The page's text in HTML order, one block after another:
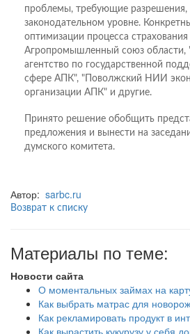
проблемы, требующие разрешения,
законодательном уровне.
оптимизации процесса
Агропромышленный союз области,
агентство по государственной
сфере АПК", "Поволжский НИИ
организации АПК" и другие.
Принято решение обобщить
предложения и вынести на
думского комитета.
Автор: sarbc.ru
Возврат к списку
Материалы по теме:
Новости сайта
О моментальных займах на
Как выбрать матрас для
Как рекламировать продукт в
Как вырастить кукурузу у себя